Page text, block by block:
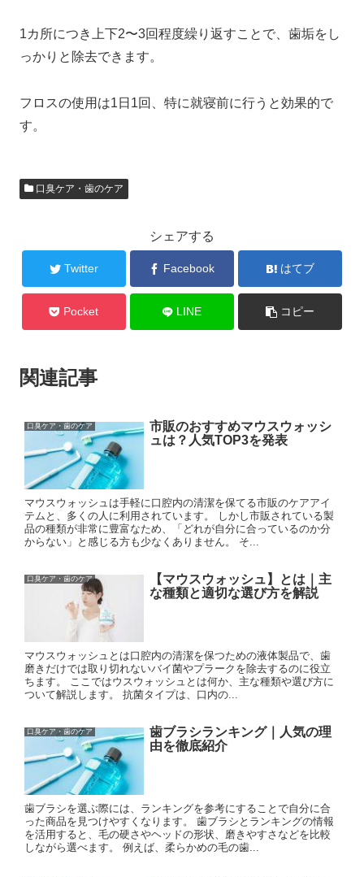
1カ所につき上下2〜3回程度繰り返すことで、歯垢をし
っかりと除去できます。
フロスの使用は1日1回、特に就寝前に行うと効果的で
す。
口臭ケア・歯のケア
シェアする
Twitter Facebook はてブ
Pocket LINE コピー
関連記事
口臭ケア・歯のケア
市販のおすすめマウスウォッシ
ュは？人気TOP3を発表
マウスウォッシュは手軽に口腔内の清潔を保てる市販のケアアイ
テムと、多くの人に利用されています。 しかし市販されている製
品の種類が非常に豊富なため、「どれが自分に合っているのか分
からない」と感じる方も少なくありません。 そ...
口臭ケア・歯のケア
【マウスウォッシュ】とは｜主
な種類と適切な選び方を解説
マウスウォッシュとは口腔内の清潔を保つための液体製品で、歯
磨きだけでは取り切れないバイ菌やプラークを除去するのに役立
ちます。 ここではウスウォッシュとは何か、主な種類や選び方に
ついて解説します。 抗菌タイプは、口内の...
口臭ケア・歯のケア
歯ブラシランキング｜人気の理
由を徹底紹介
歯ブラシを選ぶ際には、ランキングを参考にすることで自分に合
った商品を見つけやすくなります。 歯ブラシとランキングの情報
を活用すると、毛の硬さやヘッドの形状、磨きやすさなどを比較
しながら選べます。 例えば、柔らかめの毛の歯...